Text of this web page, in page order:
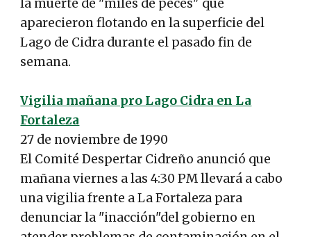
la muerte de "miles de peces" que
aparecieron flotando en la superficie del
Lago de Cidra durante el pasado fin de
semana.
Vigilia mañana pro Lago Cidra en La
Fortaleza
27 de noviembre de 1990
El Comité Despertar Cidreño anunció que
mañana viernes a las 4:30 PM llevará a cabo
una vigilia frente a La Fortaleza para
denunciar la "inacción"del gobierno en